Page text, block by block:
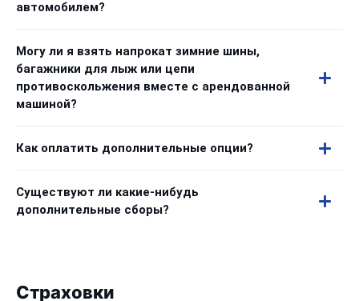
автомобилем?
Могу ли я взять напрокат зимние шины,
багажники для лыж или цепи
противоскольжения вместе с арендованной
машиной?
Как оплатить дополнительные опции?
Существуют ли какие-нибудь
дополнительные сборы?
Страховки